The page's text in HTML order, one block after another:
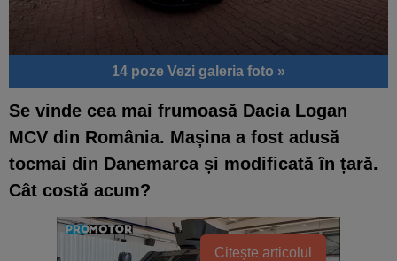
14 poze Vezi galeria foto »
Se vinde cea mai frumoasă Dacia Logan
MCV din România. Mașina a fost adusă
tocmai din Danemarca și modificată în țară.
Cât costă acum?
Citește articolul